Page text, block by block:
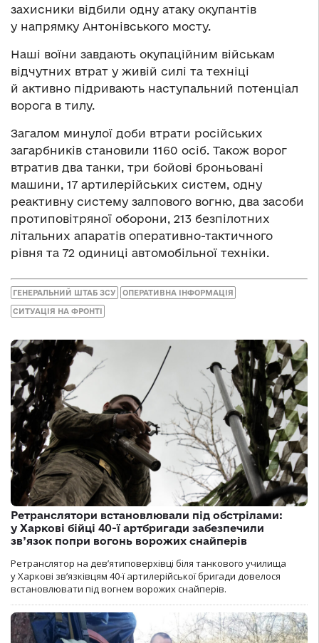
захисники відбили одну атаку окупантів
у напрямку Антонівського мосту.
Наші воїни завдають окупаційним військам
відчутних втрат у живій силі та техніці
й активно підривають наступальний потенціал
ворога в тилу.
Загалом минулої доби втрати російських
загарбників становили 1160 осіб. Також ворог
втратив два танки, три бойові броньовані
машини, 17 артилерійських систем, одну
реактивну систему залпового вогню, два засоби
протиповітряної оборони, 213 безпілотних
літальних апаратів оперативно-тактичного
рівня та 72 одиниці автомобільної техніки.
ГЕНЕРАЛЬНИЙ ШТАБ ЗСУ ОПЕРАТИВНА ІНФОРМАЦІЯ
СИТУАЦІЯ НА ФРОНТІ
Ретранслятори встановлювали під обстрілами:
у Харкові бійці 40-ї артбригади забезпечили
зв’язок попри вогонь ворожих снайперів
Ретранслятор на дев’ятиповерхівці біля танкового училища
у Харкові зв’язківцям 40-ї артилерійської бригади довелося
встановлювати під вогнем ворожих снайперів.